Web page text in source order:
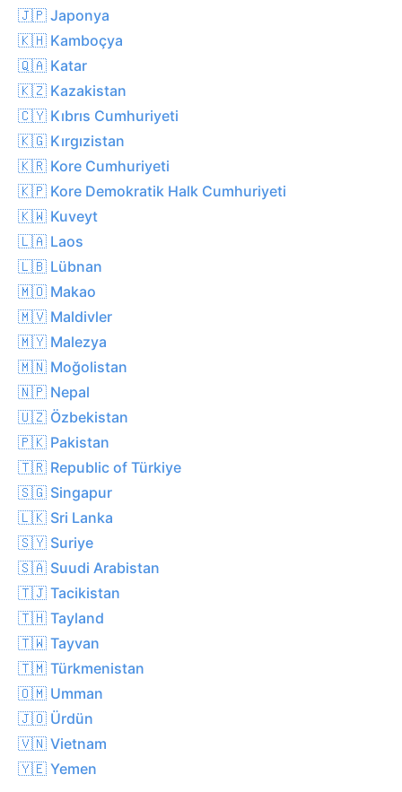
🇯🇵 Japonya
🇰🇭 Kamboçya
🇶🇦 Katar
🇰🇿 Kazakistan
🇨🇾 Kıbrıs Cumhuriyeti
🇰🇬 Kırgızistan
🇰🇷 Kore Cumhuriyeti
🇰🇵 Kore Demokratik Halk Cumhuriyeti
🇰🇼 Kuveyt
🇱🇦 Laos
🇱🇧 Lübnan
🇲🇴 Makao
🇲🇻 Maldivler
🇲🇾 Malezya
🇲🇳 Moğolistan
🇳🇵 Nepal
🇺🇿 Özbekistan
🇵🇰 Pakistan
🇹🇷 Republic of Türkiye
🇸🇬 Singapur
🇱🇰 Sri Lanka
🇸🇾 Suriye
🇸🇦 Suudi Arabistan
🇹🇯 Tacikistan
🇹🇭 Tayland
🇹🇼 Tayvan
🇹🇲 Türkmenistan
🇴🇲 Umman
🇯🇴 Ürdün
🇻🇳 Vietnam
🇾🇪 Yemen